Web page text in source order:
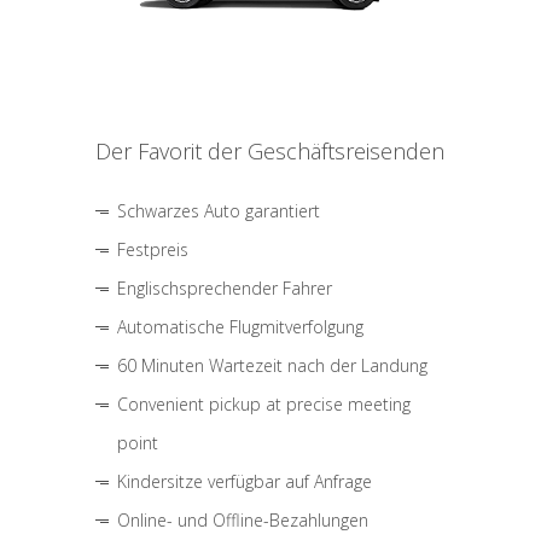
Der Favorit der Geschäftsreisenden
Schwarzes Auto garantiert
Festpreis
Englischsprechender Fahrer
Automatische Flugmitverfolgung
60 Minuten Wartezeit nach der Landung
Convenient pickup at precise meeting
point
Kindersitze verfügbar auf Anfrage
Online- und Offline-Bezahlungen